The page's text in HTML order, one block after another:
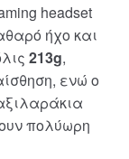
headset
ήχο και
213g,
ενώ ο
πολύωρη